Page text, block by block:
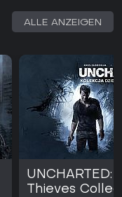
ALLE ANZEIGEN
UNCHARTED:
Thieves